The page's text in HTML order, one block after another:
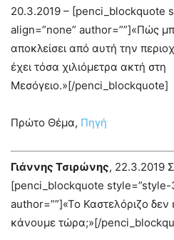
20.3.2019 – [penci_blockquote
align=”none” author=””]«Πώς
αποκλείσει από αυτή την
έχει τόσα χιλιόμετρα ακτή στη
Μεσόγειο.»[/penci_blockquote]
Πρώτο Θέμα, Πηγή
Γιάννης Τσιρώνης, 22.3.2019
[penci_blockquote style=”style-
author=””]«Το Καστελόριζο δεν
κάνουμε τώρα;»[/